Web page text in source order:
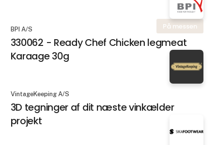
På messen
BPI A/S
330062 - Ready Chef Chicken legmeat
Karaage 30g
VintageKeeping A/S
3D tegninger af dit næste vinkælder
projekt